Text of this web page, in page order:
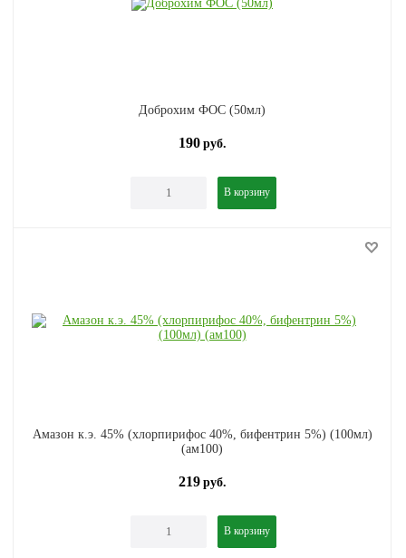
Доброхим ФОС (50мл)
190 руб.
В корзину
Амазон к.э. 45% (хлорпирифос 40%, бифентрин 5%) (100мл)
(ам100)
219 руб.
В корзину